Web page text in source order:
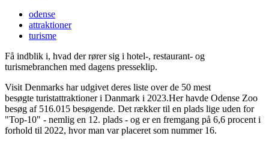
odense
attraktioner
turisme
Få indblik i, hvad der rører sig i hotel-, restaurant- og
turismebranchen med dagens presseklip.
Visit Denmarks har udgivet deres liste over de 50 mest
besøgte turistattraktioner i Danmark i 2023.Her havde Odense Zoo
besøg af 516.015 besøgende. Det rækker til en plads lige uden for
"Top-10" - nemlig en 12. plads - og er en fremgang på 6,6 procent i
forhold til 2022, hvor man var placeret som nummer 16.